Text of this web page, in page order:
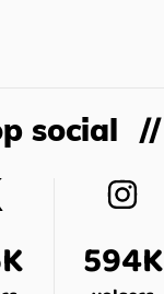
social
594K